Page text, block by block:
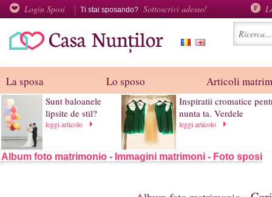
Login Sposi Ti stai sposando? Sottoscrivi adesso!
La sposa Lo sposo Articoli
Sunt baloanele
lipsite de stil?
leggi articolo
Inspiratii cromatice
nunta ta. Verdele
leggi articolo
Album foto matrimonio - Immagini matrimoni - Foto sposi